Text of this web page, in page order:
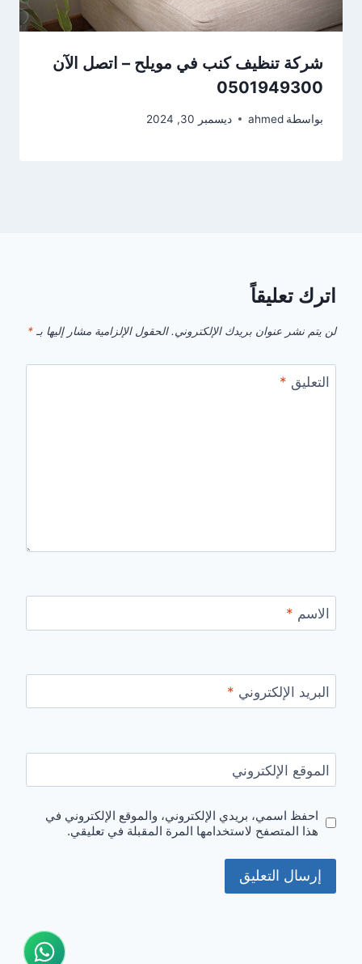
شركة تنظيف كنب في مويلح – اتصل الآن
0501949300
بواسطة ahmed ديسمبر 30, 2024
اترك تعليقاً
لن يتم نشر عنوان بريدك الإلكتروني. الحقول الإلزامية مشار إليها بـ *
التعليق *
الاسم *
البريد الإلكتروني *
الموقع الإلكتروني
احفظ اسمي، بريدي الإلكتروني، والموقع الإلكتروني في
هذا المتصفح لاستخدامها المرة المقبلة في تعليقي.